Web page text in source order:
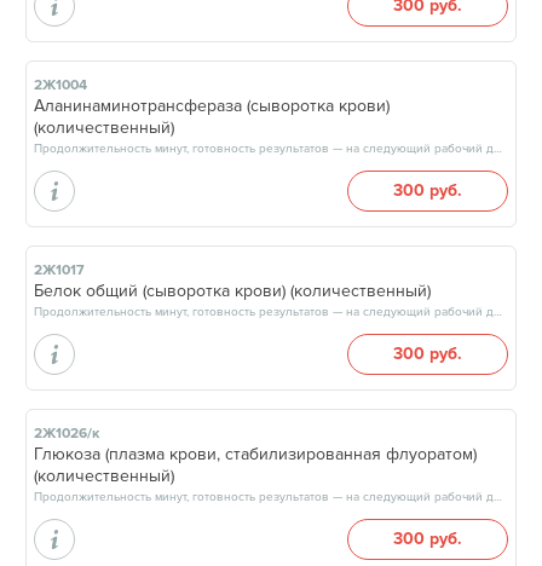
300 руб.
2Ж1004
Аланинаминотрансфераза (сыворотка крови)
(количественный)
Продолжительность минут, готовность результатов — на следующий рабочий день, после 15:00
300 руб.
2Ж1017
Белок общий (сыворотка крови) (количественный)
Продолжительность минут, готовность результатов — на следующий рабочий день, после 15:00
300 руб.
2Ж1026/к
Глюкоза (плазма крови, стабилизированная флуоратом)
(количественный)
Продолжительность минут, готовность результатов — на следующий рабочий день, после 15:00
300 руб.